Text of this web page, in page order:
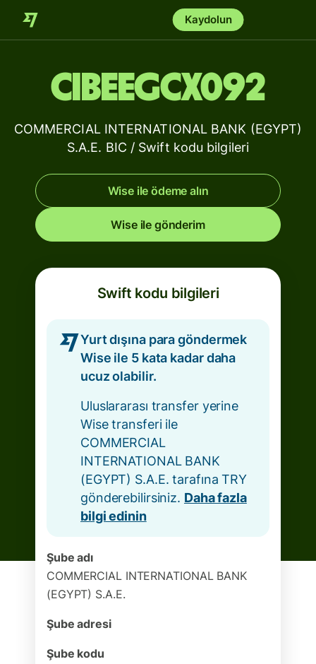
Kaydolun
CIBEEGCX092
COMMERCIAL INTERNATIONAL BANK (EGYPT)
S.A.E. BIC / Swift kodu bilgileri
Wise ile ödeme alın
Wise ile gönderim
Swift kodu bilgileri
Yurt dışına para göndermek
Wise ile 5 kata kadar daha
ucuz olabilir.
Uluslararası transfer yerine
Wise transferi ile
COMMERCIAL
INTERNATIONAL BANK
(EGYPT) S.A.E. tarafına TRY
gönderebilirsiniz. Daha fazla
bilgi edinin
Şube adı
COMMERCIAL INTERNATIONAL BANK
(EGYPT) S.A.E.
Şube adresi
Şube kodu